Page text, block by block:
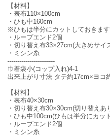
【材料】
・表布110×100cm
・ひも中160cm
※ひもは半分にカットしておきま
・ループエンド2個
・切り替え布33×27cm(大きめサイ
・ミシン糸
------------------------
巾着袋小(コップ入れ)4-1
出来上がり寸法 タテ約17cm×ヨコ
【材料】
・表布40×30cm
・切り替え布30×30cm(切り替えあ
・ひも中100cm(ひもは半分にカッ
・ループエンド2個
・ミシン糸